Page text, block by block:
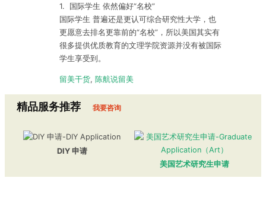
1. 国际学生 依然偏好“名校”
国际学生 普遍还是更认可综合研究性大学，也
更愿意去排名更靠前的“名校”，所以美国其实有
很多提供优质教育的文理学院资源并没有被国际
学生享受到。
留美干货, 陈航说留美
精品服务推荐 我要咨询
DIY 申请
美国艺术研究生申请